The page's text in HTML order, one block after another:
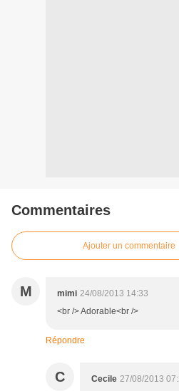
Commentaires
Ajouter un commentaire
M mimi 24/08/2013 14:33
<br /> Adorable<br />
Répondre
C Cecile 27/08/2013